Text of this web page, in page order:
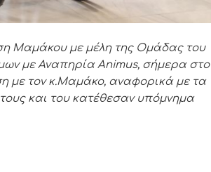
Μαμάκου με μέλη της Ομάδας του
με ΑναπηρίαAnimus, σήμερα στο
με τον κ.Μαμάκο, αναφορικά με τα
και του κατέθεσαν υπόμνημα